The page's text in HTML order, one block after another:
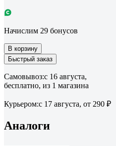
Начислим 29 бонусов
В корзину
Быстрый заказ
Самовывоз:c 16 августа,
бесплатно, из 1 магазина
Курьером:c 17 августа, от 290 ₽
Аналоги